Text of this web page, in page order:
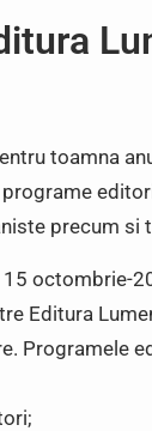
toamna
precum si
octombrie-
Editura
Programele